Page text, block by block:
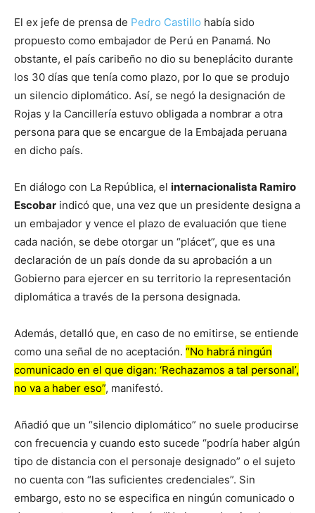
El ex jefe de prensa de Pedro Castillo había sido
propuesto como embajador de Perú en Panamá. No
obstante, el país caribeño no dio su beneplácito durante
los 30 días que tenía como plazo, por lo que se produjo
un silencio diplomático. Así, se negó la designación de
Rojas y la Cancillería estuvo obligada a nombrar a otra
persona para que se encargue de la Embajada peruana
en dicho país.
En diálogo con La República, el internacionalista Ramiro
Escobar indicó que, una vez que un presidente designa a
un embajador y vence el plazo de evaluación que tiene
cada nación, se debe otorgar un “plácet”, que es una
declaración de un país donde da su aprobación a un
Gobierno para ejercer en su territorio la representación
diplomática a través de la persona designada.
Además, detalló que, en caso de no emitirse, se entiende
como una señal de no aceptación. “No habrá ningún
comunicado en el que digan: ‘Rechazamos a tal personal’,
no va a haber eso”, manifestó.
Añadió que un “silencio diplomático” no suele producirse
con frecuencia y cuando esto sucede “podría haber algún
tipo de distancia con el personaje designado” o el sujeto
no cuenta con “las suficientes credenciales”. Sin
embargo, esto no se especifica en ningún comunicado o